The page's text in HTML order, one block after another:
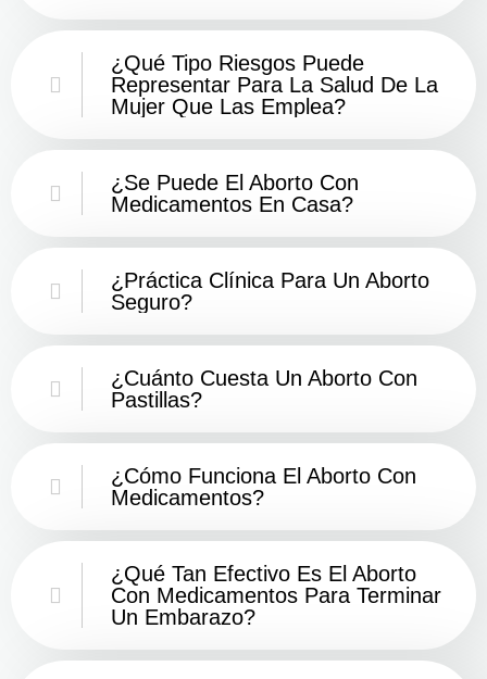
¿Qué Tipo Riesgos Puede
Representar Para La Salud De La
Mujer Que Las Emplea?
¿Se Puede El Aborto Con
Medicamentos En Casa?
¿Práctica Clínica Para Un Aborto
Seguro?
¿Cuánto Cuesta Un Aborto Con
Pastillas?
¿Cómo Funciona El Aborto Con
Medicamentos?
¿Qué Tan Efectivo Es El Aborto
Con Medicamentos Para Terminar
Un Embarazo?